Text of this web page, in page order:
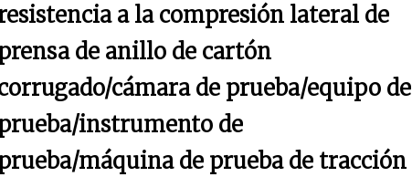
a la compresión lateral de
de anillo de cartón
cámara de prueba/equipo de
instrumento de
máquina de prueba de tracción